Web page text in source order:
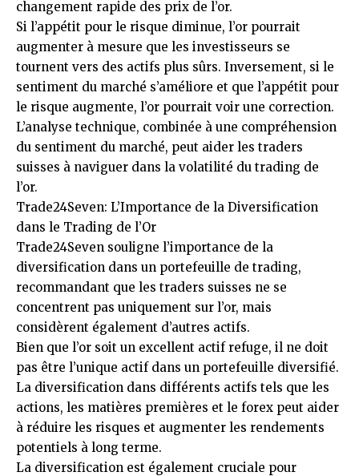
changement rapide des prix de l’or.
Si l’appétit pour le risque diminue, l’or pourrait
augmenter à mesure que les investisseurs se
tournent vers des actifs plus sûrs. Inversement, si le
sentiment du marché s’améliore et que l’appétit pour
le risque augmente, l’or pourrait voir une correction.
L’analyse technique, combinée à une compréhension
du sentiment du marché, peut aider les traders
suisses à naviguer dans la volatilité du trading de
l’or.
Trade24Seven: L’Importance de la Diversification
dans le Trading de l’Or
Trade24Seven souligne l’importance de la
diversification dans un portefeuille de trading,
recommandant que les traders suisses ne se
concentrent pas uniquement sur l’or, mais
considèrent également d’autres actifs.
Bien que l’or soit un excellent actif refuge, il ne doit
pas être l’unique actif dans un portefeuille diversifié.
La diversification dans différents actifs tels que les
actions, les matières premières et le forex peut aider
à réduire les risques et augmenter les rendements
potentiels à long terme.
La diversification est également cruciale pour